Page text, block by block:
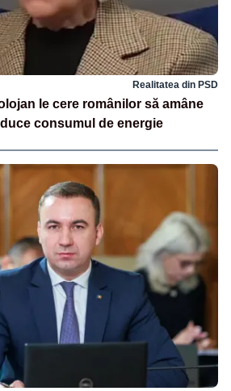
Realitatea din PSD
le cere românilor să amâne
consumul de energie